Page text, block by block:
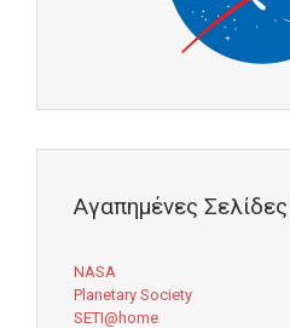
Αγαπημένες Σελίδες
NASA
Planetary Society
SETI@home